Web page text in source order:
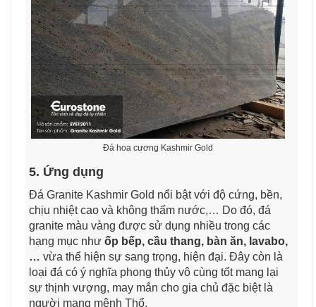
Đá hoa cương Kashmir Gold
5. Ứng dụng
Đá Granite Kashmir Gold nổi bật với độ cứng, bền,
chịu nhiệt cao và không thấm nước,… Do đó, đá
granite màu vàng được sử dụng nhiều trong các
hạng mục như ốp bếp, cầu thang, bàn ăn, lavabo,
… vừa thể hiện sự sang trọng, hiện đại. Đây còn là
loại đá có ý nghĩa phong thủy vô cùng tốt mang lại
sự thịnh vượng, may mắn cho gia chủ đặc biệt là
người mang mệnh Thổ.